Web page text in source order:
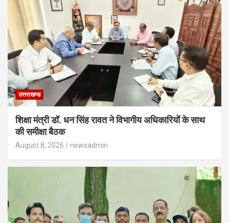
उत्तराखण्ड
शिक्षा मंत्री डॉ. धन सिंह रावत ने विभागीय अधिकारियों के साथ
की समीक्षा बैठक
August 8, 2026 newsadmin